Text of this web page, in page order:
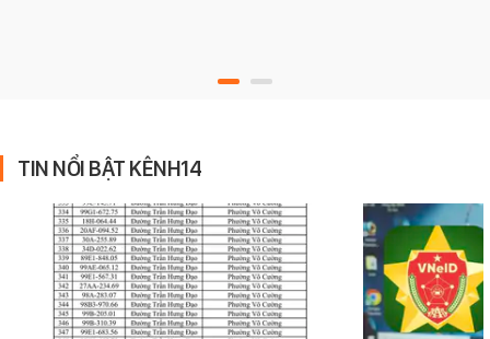
TIN NỔI BẬT KÊNH14